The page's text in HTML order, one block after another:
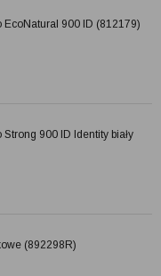
EcoNatural 900 ID (812179)
900 ID Identity biały
(892298R)